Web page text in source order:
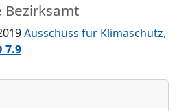
Ausschuss für Klimaschutz,
7.9